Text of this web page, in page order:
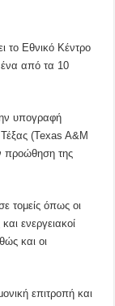
το Εθνικό Κέντρο
από τα 10
υπογραφή
(Texas A&M
προώθηση της
τομείς όπως οι
ενεργειακοί
και οι
επιτροπή και